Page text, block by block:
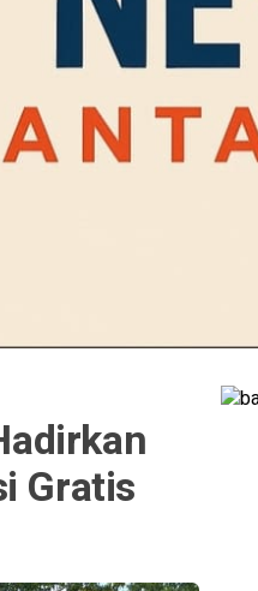
Gratis